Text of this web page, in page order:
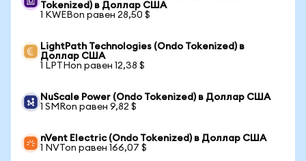
Tokenized) в Доллар США
1 KWEBon равен 28,50 $
LightPath Technologies (Ondo Tokenized) в
Доллар США
1 LPTHon равен 12,38 $
NuScale Power (Ondo Tokenized) в Доллар США
1 SMRon равен 9,82 $
nVent Electric (Ondo Tokenized) в Доллар США
1 NVTon равен 166,07 $